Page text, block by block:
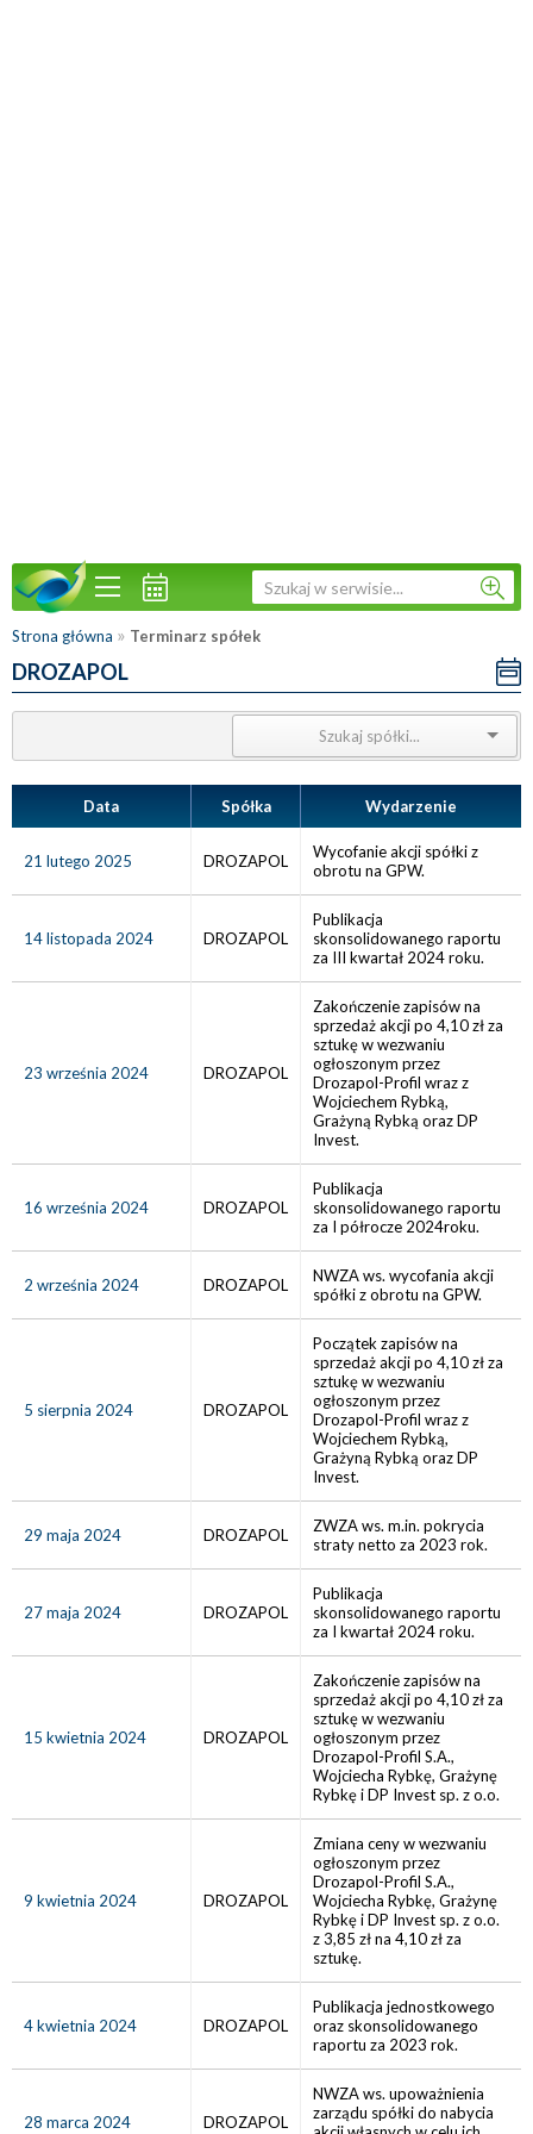
Strona główna » Terminarz spółek
DROZAPOL
Data Spółka Wydarzenie
21 lutego 2025 DROZAPOL
Wycofanie akcji spółki z
obrotu na GPW.
14 listopada 2024 DROZAPOL
Publikacja
skonsolidowanego raportu
za III kwartał 2024 roku.
23 września 2024 DROZAPOL
Zakończenie zapisów na
sprzedaż akcji po 4,10 zł za
sztukę w wezwaniu
ogłoszonym przez
Drozapol-Profil wraz z
Wojciechem Rybką,
Grażyną Rybką oraz DP
Invest.
16 września 2024 DROZAPOL
Publikacja
skonsolidowanego raportu
za I półrocze 2024roku.
2 września 2024 DROZAPOL
NWZA ws. wycofania akcji
spółki z obrotu na GPW.
5 sierpnia 2024 DROZAPOL
Początek zapisów na
sprzedaż akcji po 4,10 zł za
sztukę w wezwaniu
ogłoszonym przez
Drozapol-Profil wraz z
Wojciechem Rybką,
Grażyną Rybką oraz DP
Invest.
29 maja 2024 DROZAPOL
ZWZA ws. m.in. pokrycia
straty netto za 2023 rok.
27 maja 2024 DROZAPOL
Publikacja
skonsolidowanego raportu
za I kwartał 2024 roku.
15 kwietnia 2024 DROZAPOL
Zakończenie zapisów na
sprzedaż akcji po 4,10 zł za
sztukę w wezwaniu
ogłoszonym przez
Drozapol-Profil S.A.,
Wojciecha Rybkę, Grażynę
Rybkę i DP Invest sp. z o.o.
9 kwietnia 2024 DROZAPOL
Zmiana ceny w wezwaniu
ogłoszonym przez
Drozapol-Profil S.A.,
Wojciecha Rybkę, Grażynę
Rybkę i DP Invest sp. z o.o.
z 3,85 zł na 4,10 zł za
sztukę.
4 kwietnia 2024 DROZAPOL
Publikacja jednostkowego
oraz skonsolidowanego
raportu za 2023 rok.
28 marca 2024 DROZAPOL
NWZA ws. upoważnienia
zarządu spółki do nabycia